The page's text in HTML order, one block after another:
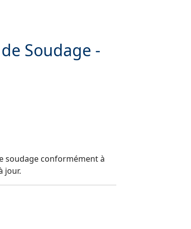
Soudage -
soudage conformément à
jour.